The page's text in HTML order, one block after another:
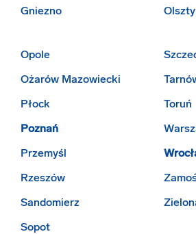
Gniezno
Opole
Ożarów Mazowiecki
Płock
Poznań
Przemyśl
Rzeszów
Sandomierz
Sopot
Toruń